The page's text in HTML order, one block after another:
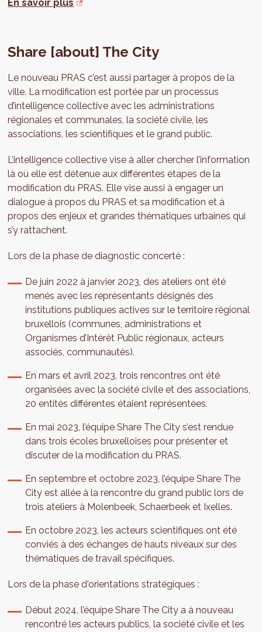
En savoir plus
Share [about] The City
Le nouveau PRAS c’est aussi partager à propos de la
ville. La modification est portée par un processus
d’intelligence collective avec les administrations
régionales et communales, la société civile, les
associations, les scientifiques et le grand public.
L’intelligence collective vise à aller chercher l’information
là où elle est détenue aux différentes étapes de la
modification du PRAS. Elle vise aussi à engager un
dialogue à propos du PRAS et sa modification et à
propos des enjeux et grandes thématiques urbaines qui
s’y rattachent.
Lors de la phase de diagnostic concerté :
De juin 2022 à janvier 2023, des ateliers ont été
menés avec les représentants désignés des
institutions publiques actives sur le territoire régional
bruxellois (communes, administrations et
Organismes d’Intérêt Public régionaux, acteurs
associés, communautés).
En mars et avril 2023, trois rencontres ont été
organisées avec la société civile et des associations,
20 entités différentes étaient représentées.
En mai 2023, l’équipe Share The City s’est rendue
dans trois écoles bruxelloises pour présenter et
discuter de la modification du PRAS.
En septembre et octobre 2023, l’équipe Share The
City est allée à la rencontre du grand public lors de
trois ateliers à Molenbeek, Schaerbeek et Ixelles.
En octobre 2023, les acteurs scientifiques ont été
conviés à des échanges de hauts niveaux sur des
thématiques de travail spécifiques.
Lors de la phase d'orientations stratégiques :
Début 2024, l’équipe Share The City a à nouveau
rencontré les acteurs publics, la société civile et les